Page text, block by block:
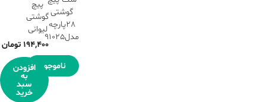
گوشتی
28پارچه
مدل91025
ناموجود
پیچ
گوشتی
لیوانی
194,400 تومان
افزودن
به
سبد
خرید